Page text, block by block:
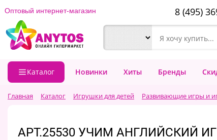
Оптовый интернет-магазин 8 (495)
Каталог Новинки Хиты Бренды
Главная Каталог Игрушки для детей Развивающие игры и
АРТ.25530 УЧИМ АНГЛИЙСКИЙ